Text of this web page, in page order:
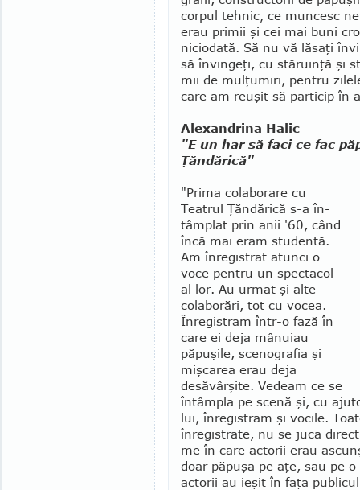
corpul tehnic, ce mun­cesc
erau primii şi cei mai buni
niciodată. Să nu vă lăsaţi
să învingeţi, cu stă­ruinţă şi
mii de mulţumiri, pentru
care am reuşit să particip în
Alexandrina Halic
"E un har să faci ce fac
Ţăndărică"
"Prima colaborare cu
Teatrul Ţăndărică s-a în­
tâm­plat prin anii '60, când
încă mai eram studentă.
Am înregistrat atunci o
voce pentru un spectacol
al lor. Au urmat şi alte
colaborări, tot cu vocea.
Înre­gis­tram într-o fază în
care ei deja mâ­nuiau
păpuşile, scenografia şi
miş­carea erau deja
desăvârşite. Ve­deam ce se
întâmpla pe scenă şi, cu
lui, înregistram şi vocile.
înre­gis­trate, nu se juca
me în care ac­torii erau
doar păpuşa pe aţe, sau pe
actorii au ieşit în faţa